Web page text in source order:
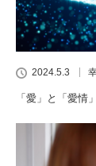
2024.5.3
「愛」と「愛情